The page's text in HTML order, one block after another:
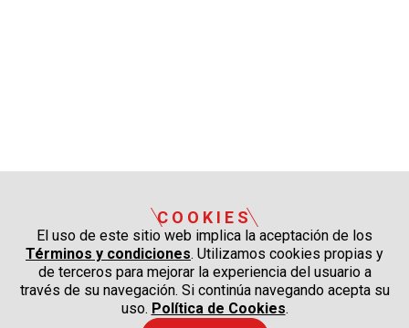
COOKIES
El uso de este sitio web implica la aceptación de los
Términos y condiciones. Utilizamos cookies propias y
de terceros para mejorar la experiencia del usuario a
través de su navegación. Si continúa navegando acepta su
uso. Política de Cookies.